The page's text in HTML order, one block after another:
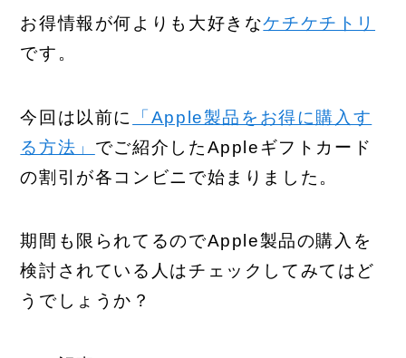
お得情報が何よりも大好きなケチケチトリ
です。
今回は以前に
「Apple製品をお得に購入す
る方法」 でご紹介したAppleギフトカード
の割引が各コンビニで始まりました。
期間も限られてるのでApple製品の購入を
検討されている人はチェックしてみてはど
うでしょうか？